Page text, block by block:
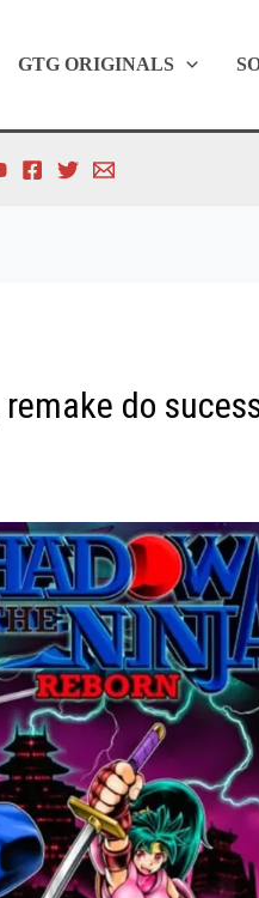
GTG ORIGINALS
do